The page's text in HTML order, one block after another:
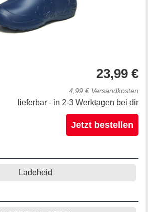
23,99 €
4,99 € Versandkosten
lieferbar - in 2-3 Werktagen bei dir
Jetzt bestellen
Ladeheid